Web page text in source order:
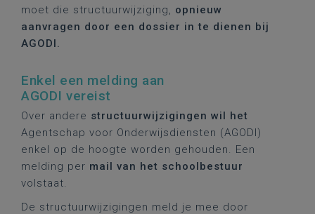
moet die structuurwijziging, opnieuw
aanvragen door een dossier in te dienen bij
AGODI.
Enkel een melding aan
AGODI vereist
Over andere structuurwijzigingen wil het
Agentschap voor Onderwijsdiensten (AGODI)
enkel op de hoogte worden gehouden. Een
melding per mail van het schoolbestuur
volstaat.
De structuurwijzigingen meld je mee door